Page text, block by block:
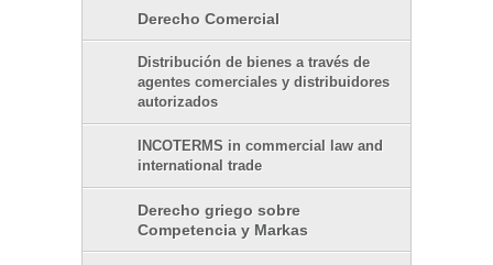
Derecho Comercial
Distribución de bienes a través de
agentes comerciales y distribuidores
autorizados
INCOTERMS in commercial law and
international trade
Derecho griego sobre
Competencia y Markas